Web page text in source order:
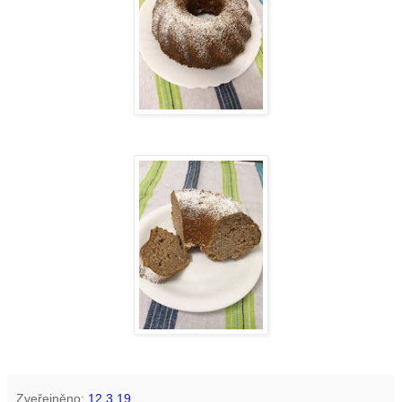
Zveřejněno: 12.3.19